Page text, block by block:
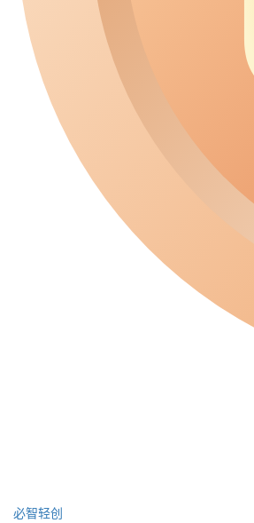
必智轻创